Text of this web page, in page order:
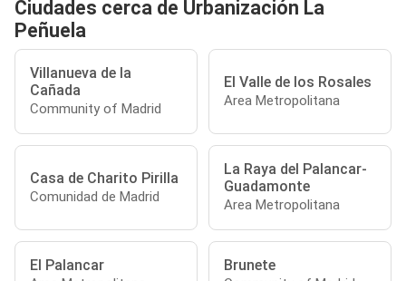
Ciudades cerca de Urbanización La
Peñuela
Villanueva de la
Cañada
Community of Madrid
El Valle de los Rosales
Area Metropolitana
Casa de Charito Pirilla
Comunidad de Madrid
La Raya del Palancar-
Guadamonte
Area Metropolitana
El Palancar Brunete